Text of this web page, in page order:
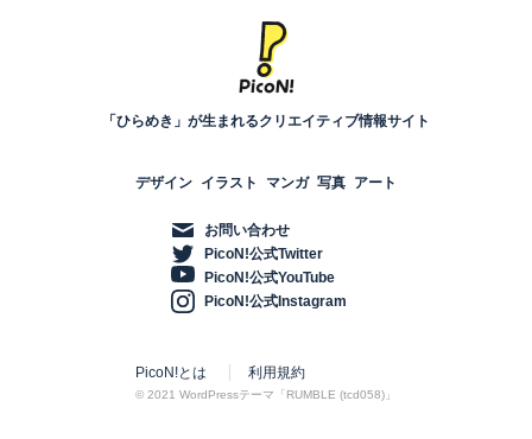
デザイン イラスト マンガ 写真 アート
お問い合わせ
PicoN!公式Twitter
PicoN!公式YouTube
PicoN!公式Instagram
PicoN!とは 利用規約
© 2021 WordPressテーマ「RUMBLE (tcd058)」
「ひらめき」が生まれるクリエイティブ情報サイト